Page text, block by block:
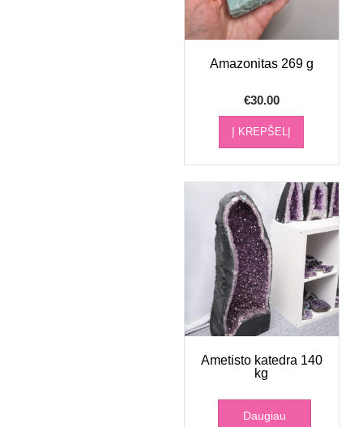
Amazonitas 269 g
€30.00
Į KREPŠELĮ
Ametisto katedra 140
kg
Daugiau